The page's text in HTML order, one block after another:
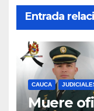
Entrada
CAUCA
Muere